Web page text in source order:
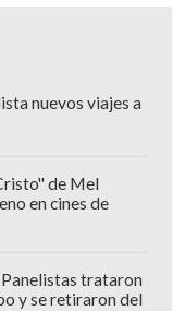
nuevos viajes a
de Mel
en cines de
trataron
y se retiraron del